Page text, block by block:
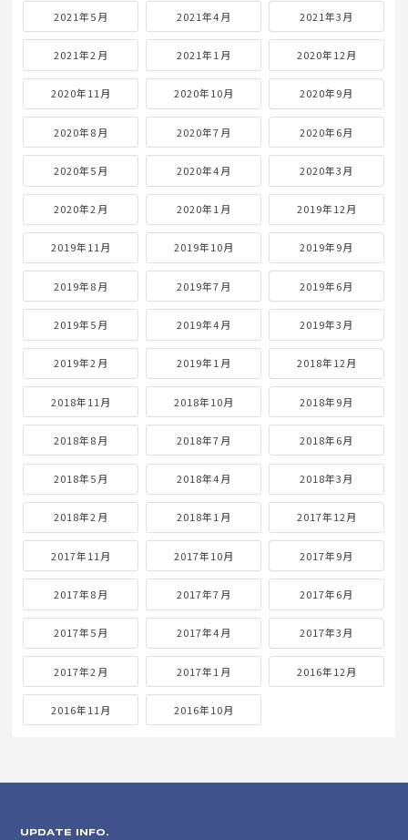
2021年5月 2021年4月 2021年3月
2021年2月 2021年1月 2020年12月
2020年11月 2020年10月 2020年9月
2020年8月 2020年7月 2020年6月
2020年5月 2020年4月 2020年3月
2020年2月 2020年1月 2019年12月
2019年11月 2019年10月 2019年9月
2019年8月 2019年7月 2019年6月
2019年5月 2019年4月 2019年3月
2019年2月 2019年1月 2018年12月
2018年11月 2018年10月 2018年9月
2018年8月 2018年7月 2018年6月
2018年5月 2018年4月 2018年3月
2018年2月 2018年1月 2017年12月
2017年11月 2017年10月 2017年9月
2017年8月 2017年7月 2017年6月
2017年5月 2017年4月 2017年3月
2017年2月 2017年1月 2016年12月
2016年11月 2016年10月
UPDATE INFO.